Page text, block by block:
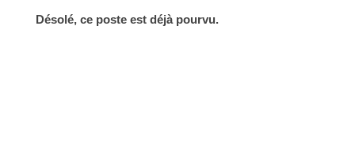
Désolé, ce poste est déjà pourvu.